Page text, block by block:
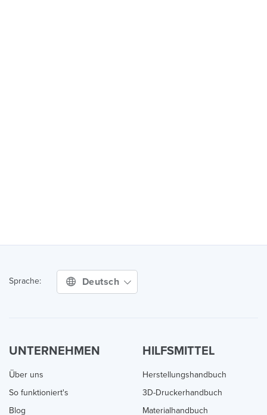
Sprache: Deutsch
UNTERNEHMEN
Über uns
So funktioniert's
Blog
HILFSMITTEL
Herstellungshandbuch
3D-Druckerhandbuch
Materialhandbuch